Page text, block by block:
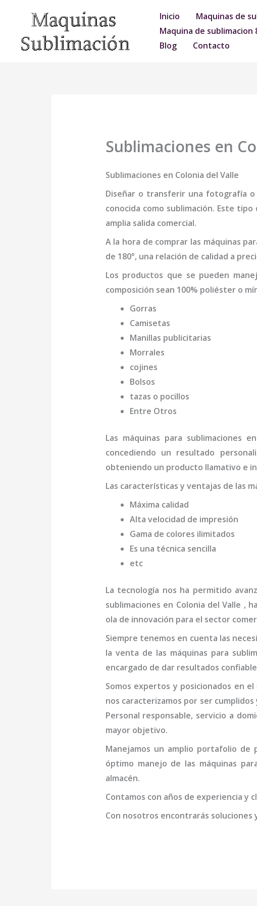
contenido
Inicio Maquinas de
Maquina de sublimacion
Blog
Contacto
Sublimaciones en
Sublimaciones en Colonia del Valle
Diseñar o transferir una fotografía
conocida como sublimación. Este
amplia salida comercial.
A la hora de comprar las máquinas
de 180°, una relación de calidad a
Los productos que se pueden
composición sean 100% poliéster o
Gorras
Camisetas
Manillas publicitarias
Morrales
cojines
Bolsos
tazas o pocillos
Entre Otros
Las máquinas para sublimaciones
concediendo un resultado
obteniendo un producto llamativo e
Las características y ventajas de las
Máxima calidad
Alta velocidad de impresión
Gama de colores ilimitados
Es una técnica sencilla
etc
La tecnología nos ha permitido
sublimaciones en Colonia del Valle ,
ola de innovación para el sector
Siempre tenemos en cuenta las
la venta de las máquinas para
encargado de dar resultados
Somos expertos y posicionados en
nos caracterizamos por ser
Personal responsable, servicio a
mayor objetivo.
Manejamos un amplio portafolio
óptimo manejo de las máquinas
almacén.
Contamos con años de experiencia y
Con nosotros encontrarás